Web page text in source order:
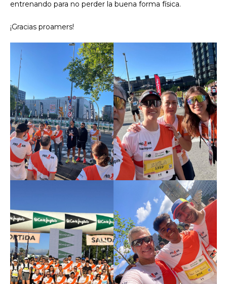
entrenando para no perder la buena forma física.
¡Gracias proamers!